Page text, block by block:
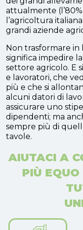
attualmente
l’agricoltura
grandi aziende
Non trasformare
significa impedire
settore agricolo. E
e lavoratori, che
più e che si
alcuni datori di
assicurare uno
dipendenti; ma
sempre più di
tavole.
AIUTACI A
PIÙ